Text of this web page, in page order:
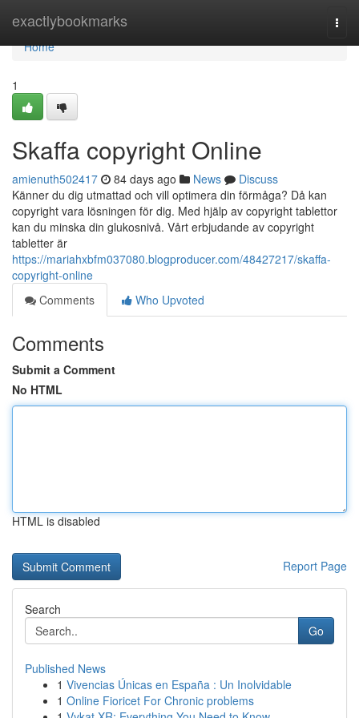
exactlybookmarks
Home
Home
1
Skaffa copyright Online
amienuth502417 84 days ago News
Discuss
Känner du dig utmattad och vill optimera din förmåga? Då kan
copyright vara lösningen för dig. Med hjälp av copyright tablettor
kan du minska din glukosnivå. Vårt erbjudande av copyright
tabletter är
https://mariahxbfm037080.blogproducer.com/48427217/skaffa-
copyright-online
Comments
Who Upvoted
Comments
Submit a Comment
No HTML
HTML is disabled
Report Page
Search
Go
Published News
1 Vivencias Únicas en España : Un Inolvidable
1 Online Fioricet For Chronic problems